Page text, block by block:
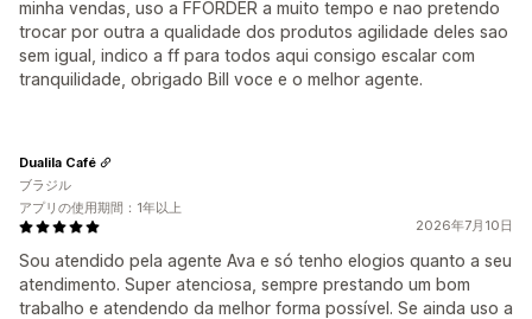
minha vendas, uso a FFORDER a muito tempo e nao pretendo
trocar por outra a qualidade dos produtos agilidade deles sao
sem igual, indico a ff para todos aqui consigo escalar com
tranquilidade, obrigado Bill voce e o melhor agente.
2026年7月10日
Sou atendido pela agente Ava e só tenho elogios quanto a seu
atendimento. Super atenciosa, sempre prestando um bom
trabalho e atendendo da melhor forma possível. Se ainda uso a
Dualila Café
ブラジル
アプリの使用期間：1年以上